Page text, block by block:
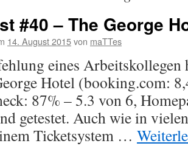
#40 – The George
14. August 2015von maTTes
eines Arbeitskollegen
Hotel (booking.com:
87% – 5.3 von 6,
getestet. Auch wie in
Ticketsystem …